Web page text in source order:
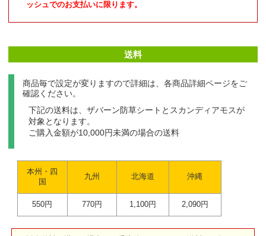
ッシュでのお支払いに限ります。
送料
商品毎で設定が変りますので詳細は、各商品詳細ページをご
確認ください。
下記の送料は、ザバーン防草シートとスカンディアモスが
対象となります。
ご購入金額が10,000円未満の場合の送料
本州・四
国
九州 北海道 沖縄
550円 770円 1,100円 2,090円